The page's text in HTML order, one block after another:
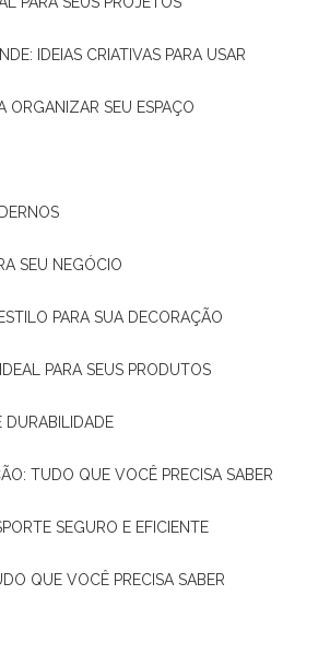
IDEIAS CRIATIVAS PARA USAR
ORGANIZAR SEU ESPAÇO
SEU NEGÓCIO
PARA SUA DECORAÇÃO
PARA SEUS PRODUTOS
DURABILIDADE
TUDO QUE VOCÊ PRECISA SABER
SEGURO E EFICIENTE
QUE VOCÊ PRECISA SABER